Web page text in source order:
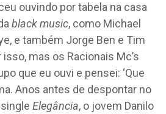
ouvindo por tabela na casa
black music, como Michael
e também Jorge Ben e Tim
mas os Racionais Mc’s
que eu ouvi e pensei: ‘Que
Anos antes de despontar no
Elegância, o jovem Danilo